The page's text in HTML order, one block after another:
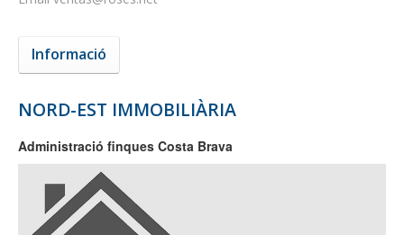
Informació
NORD-EST IMMOBILIÀRIA
Administració finques Costa Brava